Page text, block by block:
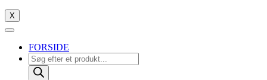
X
FORSIDE
Products
search